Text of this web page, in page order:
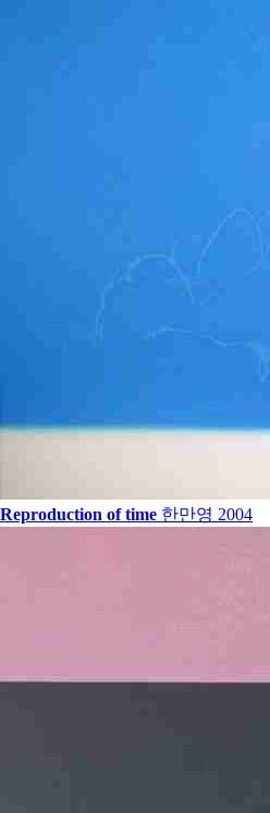
Reproduction of time 한만영 2004